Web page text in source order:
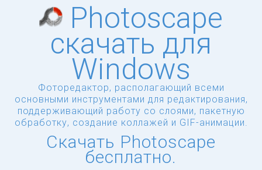
Photoscape
скачать для
Windows
Фоторедактор, располагающий всеми
основными инструментами для редактирования,
поддерживающий работу со слоями, пакетную
обработку, создание коллажей и GIF-анимации.
Скачать Photoscape
бесплатно.